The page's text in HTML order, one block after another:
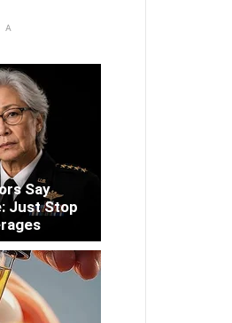
Say
Just Stop